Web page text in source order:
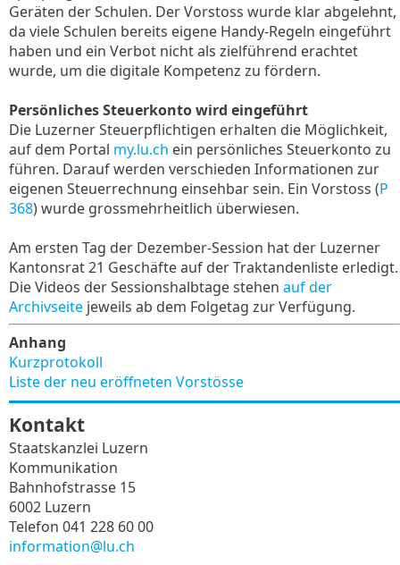
Geräten der Schulen. Der Vorstoss wurde klar abgelehnt,
da viele Schulen bereits eigene Handy-Regeln eingeführt
haben und ein Verbot nicht als zielführend erachtet
wurde, um die digitale Kompetenz zu fördern.
Persönliches Steuerkonto wird eingeführt
Die Luzerner Steuerpflichtigen erhalten die Möglichkeit,
auf dem Portal my.lu.ch ein persönliches Steuerkonto zu
führen. Darauf werden verschieden Informationen zur
eigenen Steuerrechnung einsehbar sein. Ein Vorstoss (P
368) wurde grossmehrheitlich überwiesen.
Am ersten Tag der Dezember-Session hat der Luzerner
Kantonsrat 21 Geschäfte auf der Traktandenliste erledigt.
Die Videos der Sessionshalbtage stehen auf der
Archivseite jeweils ab dem Folgetag zur Verfügung.
Anhang
Kurzprotokoll
Liste der neu eröffneten Vorstösse
Kontakt
Staatskanzlei Luzern
Kommunikation
Bahnhofstrasse 15
6002 Luzern
Telefon 041 228 60 00
information@lu.ch